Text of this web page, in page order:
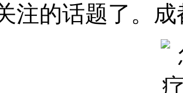
注的话题了。